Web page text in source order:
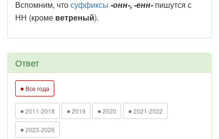
Вспомним, чтосуффиксы -онн-, -енн-пишутся с
НН (кроме ветреный).
Ответ
● Все года
● 2011-2018 ● 2019 ● 2020 ● 2021-2022
● 2023-2026